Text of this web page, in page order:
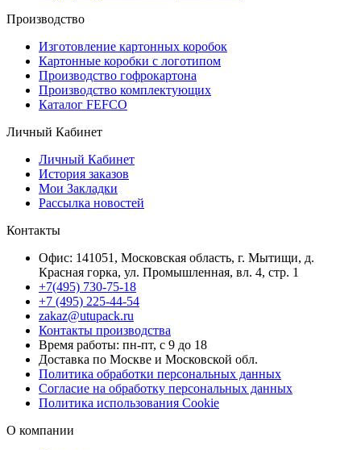
Производство
Изготовление картонных коробок
Картонные коробки с логотипом
Производство гофрокартона
Производство комплектующих
Каталог FEFCO
Личный Кабинет
Личный Кабинет
История заказов
Мои Закладки
Рассылка новостей
Контакты
Офис: 141051, Московская область, г. Мытищи, д.
Красная горка, ул. Промышленная, вл. 4, стр. 1
+7(495) 730-75-18
+7 (495) 225-44-54
zakaz@utupack.ru
Контакты производства
Время работы: пн-пт, с 9 до 18
Доставка по Москве и Московской обл.
Политика обработки персональных данных
Согласие на обработку персональных данных
Политика использования Cookie
О компании